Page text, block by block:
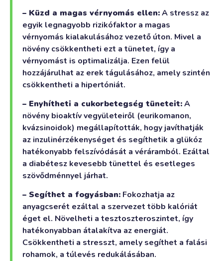
– Küzd a magas vérnyomás ellen:A stressz az
egyik legnagyobb rizikófaktor a magas
vérnyomás kialakulásához vezető úton. Mivel a
növény csökkentheti ezt a tünetet, így a
vérnyomást is optimalizálja. Ezen felül
hozzájárulhat az erek tágulásához, amely szintén
csökkentheti a hipertóniát.
– Enyhítheti a cukorbetegség tüneteit:A
növény bioaktív vegyületeiről (eurikomanon,
kvázsinoidok) megállapították, hogy javíthatják
az inzulinérzékenységet és segíthetik a glükóz
hatékonyabb felszívódását a véráramból. Ezáltal
a diabétesz kevesebb tünettel és esetleges
szövődménnyel járhat.
– Segíthet a fogyásban: Fokozhatja az
anyagcserét ezáltal a szervezet több kalóriát
éget el. Növelheti a tesztoszteroszintet, így
hatékonyabban átalakítva az energiát.
Csökkentheti a stresszt, amely segíthet a falási
rohamok, a túlevés redukálásában.